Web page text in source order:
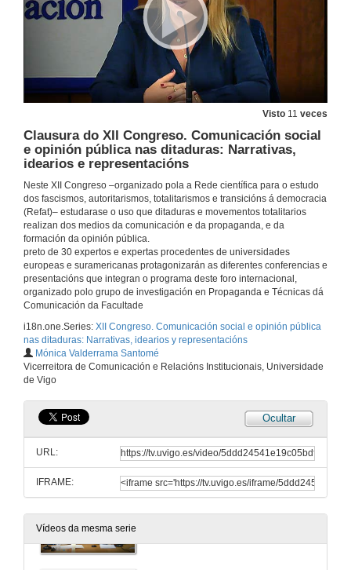
Visto 11 veces
Clausura do XII Congreso. Comunicación social
e opinión pública nas ditaduras: Narrativas,
idearios e representacións
Neste XII Congreso –organizado pola a Rede científica para o estudo
dos fascismos, autoritarismos, totalitarismos e transicións á democracia
(Refat)– estudarase o uso que ditaduras e movementos totalitarios
realizan dos medios da comunicación e da propaganda, e da
formación da opinión pública.
preto de 30 expertos e expertas procedentes de universidades
europeas e suramericanas protagonizarán as diferentes conferencias e
presentacións que integran o programa deste foro internacional,
organizado polo grupo de investigación en Propaganda e Técnicas dá
Comunicación da Facultade
i18n.one.Series: XII Congreso. Comunicación social e opinión pública
nas ditaduras: Narrativas, idearios y representacións
Mónica Valderrama Santomé
Vicerreitora de Comunicación e Relacións Institucionais, Universidade
de Vigo
Ocultar
URL:
IFRAME:
Vídeos da mesma serie
Conferencia
17 de out. de 2019
Conferencia
17 de out. de 2019
Conferencia
17 de out. de 2019
Il fascismo e la stampa per gli italiani all’estero. Propaganda e costruzione del consenso tra gli emigrati italiani
Conferencia
17 de out. de 2019
Clamar no exilio. João Camoesas e a propaganda antifascista nos Estados Unidos no tempo da Guerra Civil española
17 de out. de 2019